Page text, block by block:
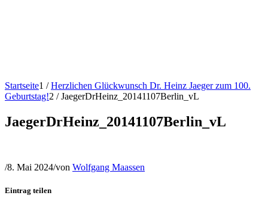
Startseite1 / Herzlichen Glückwunsch Dr. Heinz Jaeger zum 100.
Geburtstag!2 / JaegerDrHeinz_20141107Berlin_vL
JaegerDrHeinz_20141107Berlin_vL
/8. Mai 2024/von Wolfgang Maassen
Eintrag teilen